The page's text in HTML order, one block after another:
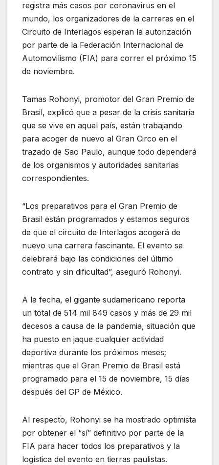
registra más casos por coronavirus en el
mundo, los organizadores de la carreras en el
Circuito de Interlagos esperan la autorización
por parte de la Federación Internacional de
Automovilismo (FIA) para correr el próximo 15
de noviembre.
Tamas Rohonyi, promotor del Gran Premio de
Brasil, explicó que a pesar de la crisis sanitaria
que se vive en aquel país, están trabajando
para acoger de nuevo al Gran Circo en el
trazado de Sao Paulo, aunque todo dependerá
de los organismos y autoridades sanitarias
correspondientes.
“Los preparativos para el Gran Premio de
Brasil están programados y estamos seguros
de que el circuito de Interlagos acogerá de
nuevo una carrera fascinante. El evento se
celebrará bajo las condiciones del último
contrato y sin dificultad”, aseguró Rohonyi.
A la fecha, el gigante sudamericano reporta
un total de 514 mil 849 casos y más de 29 mil
decesos a causa de la pandemia, situación que
ha puesto en jaque cualquier actividad
deportiva durante los próximos meses;
mientras que el Gran Premio de Brasil está
programado para el 15 de noviembre, 15 días
después del GP de México.
Al respecto, Rohonyi se ha mostrado optimista
por obtener el “sí” definitivo por parte de la
FIA para hacer todos los preparativos y la
logística del evento en tierras paulistas.